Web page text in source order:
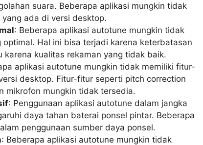
suara. Beberapa aplikasi mungkin tidak
ada di versi desktop.
: Beberapa aplikasi autotune mungkin tidak
Hal ini bisa terjadi karena keterbatasan
kualitas rekaman yang tidak baik.
aplikasi autotune mungkin tidak memiliki fitur-
desktop. Fitur-fitur seperti pitch correction
mikrofon mungkin tidak tersedia.
: Penggunaan aplikasi autotune dalam jangka
daya tahan baterai ponsel pintar. Beberapa
penggunaan sumber daya ponsel.
: Beberapa aplikasi autotune mungkin tidak